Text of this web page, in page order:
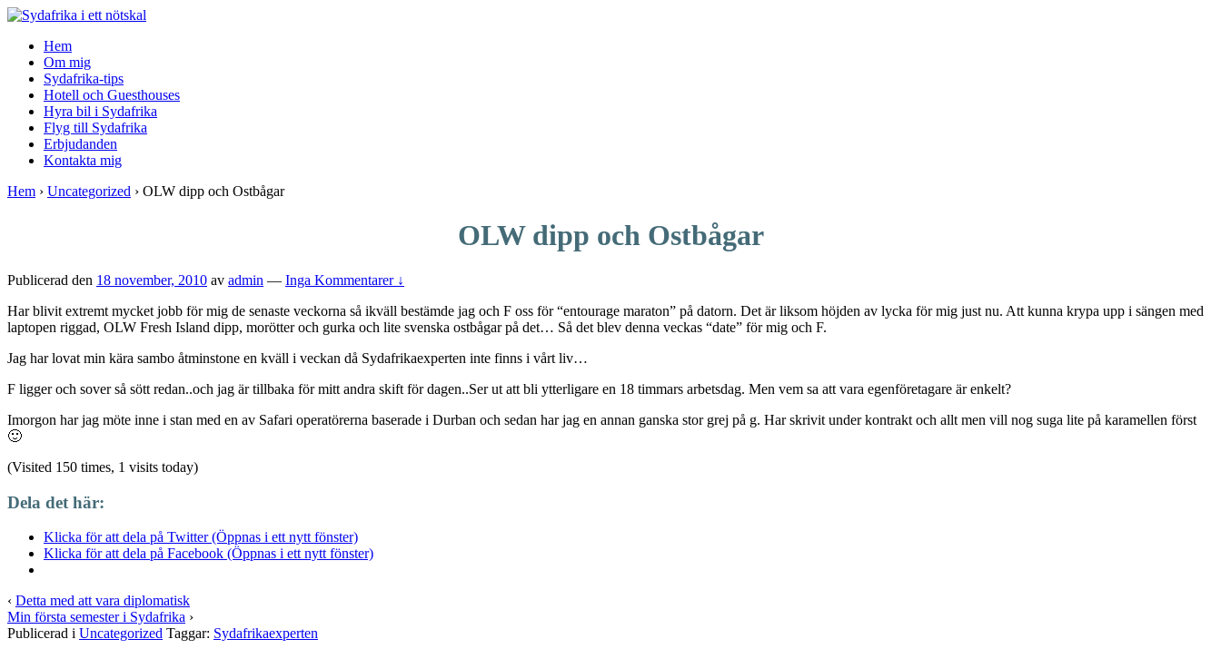
↓
Main
Content
Hem
Om mig
Sydafrika-tips
Hotell och Guesthouses
Hyra bil i Sydafrika
Flyg till Sydafrika
Erbjudanden
Kontakta mig
Hem › Uncategorized › OLW dipp och Ostbågar
OLW dipp och Ostbågar
Publicerad den 18 november, 2010 av admin — Inga Kommentarer ↓
Har blivit extremt mycket jobb för mig de senaste veckorna så ikväll bestämde jag och F oss för “entourage maraton” på datorn. Det är liksom höjden av lycka för mig just nu. Att kunna krypa upp i sängen med
laptopen riggad, OLW Fresh Island dipp, morötter och gurka och lite svenska ostbågar på det… Så det blev denna veckas “date” för mig och F.
Jag har lovat min kära sambo åtminstone en kväll i veckan då Sydafrikaexperten inte finns i vårt liv…
F ligger och sover så sött redan..och jag är tillbaka för mitt andra skift för dagen..Ser ut att bli ytterligare en 18 timmars arbetsdag. Men vem sa att vara egenföretagare är enkelt?
Imorgon har jag möte inne i stan med en av Safari operatörerna baserade i Durban och sedan har jag en annan ganska stor grej på g. Har skrivit under kontrakt och allt men vill nog suga lite på karamellen först
🙂
(Visited 150 times, 1 visits today)
Dela det här:
Klicka för att dela på Twitter (Öppnas i ett nytt fönster)
Klicka för att dela på Facebook (Öppnas i ett nytt fönster)
‹ Detta med att vara diplomatisk
Min första semester i Sydafrika ›
Publicerad i Uncategorized Taggar: Sydafrikaexperten